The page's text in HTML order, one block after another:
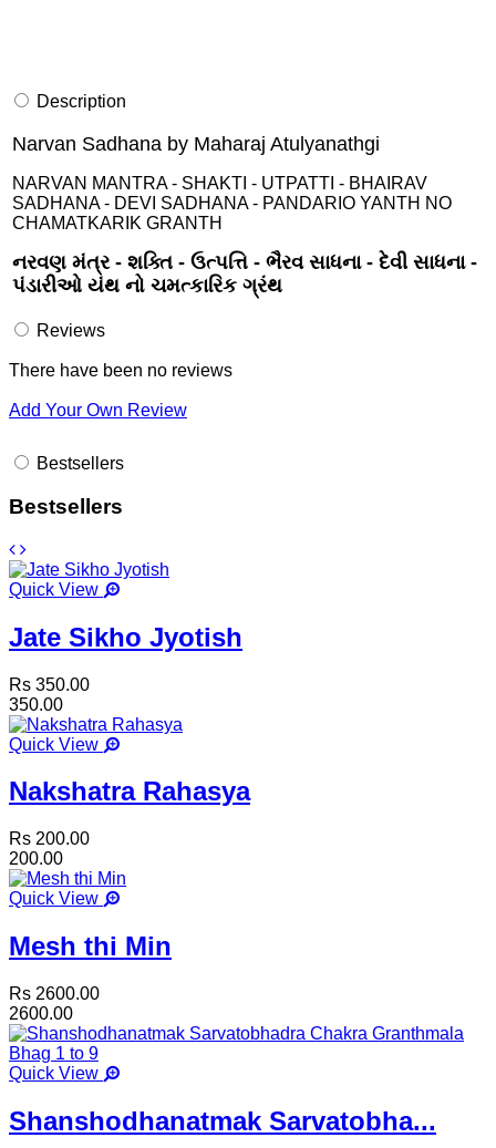
Description
Narvan Sadhana by Maharaj Atulyanathgi
NARVAN MANTRA - SHAKTI - UTPATTI - BHAIRAV
SADHANA - DEVI SADHANA - PANDARIO YANTH NO
CHAMATKARIK GRANTH
નરવણ મંત્ર - શક્તિ - ઉત્પત્તિ - ભૈરવ સાધના - દેવી સાધના -
પંડારીઓ યંથ નો ચમત્કારિક ગ્રંથ
Reviews
There have been no reviews
Add Your Own Review
Bestsellers
Bestsellers
Quick View
Jate Sikho Jyotish
Rs 350.00
350.00
Quick View
Nakshatra Rahasya
Rs 200.00
200.00
Quick View
Mesh thi Min
Rs 2600.00
2600.00
Quick View
Shanshodhanatmak Sarvatobha...